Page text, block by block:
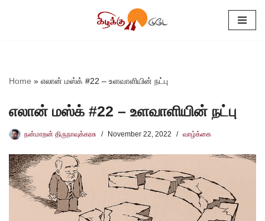
Home » எலான் மஸ்க் #22 – உளவாளியின் நட்பு
எலான் மஸ்க் #22 – உளவாளியின் நட்பு
நன்மாறன் திருநாவுக்கரசு November 22, 2022 வாழ்க்கை